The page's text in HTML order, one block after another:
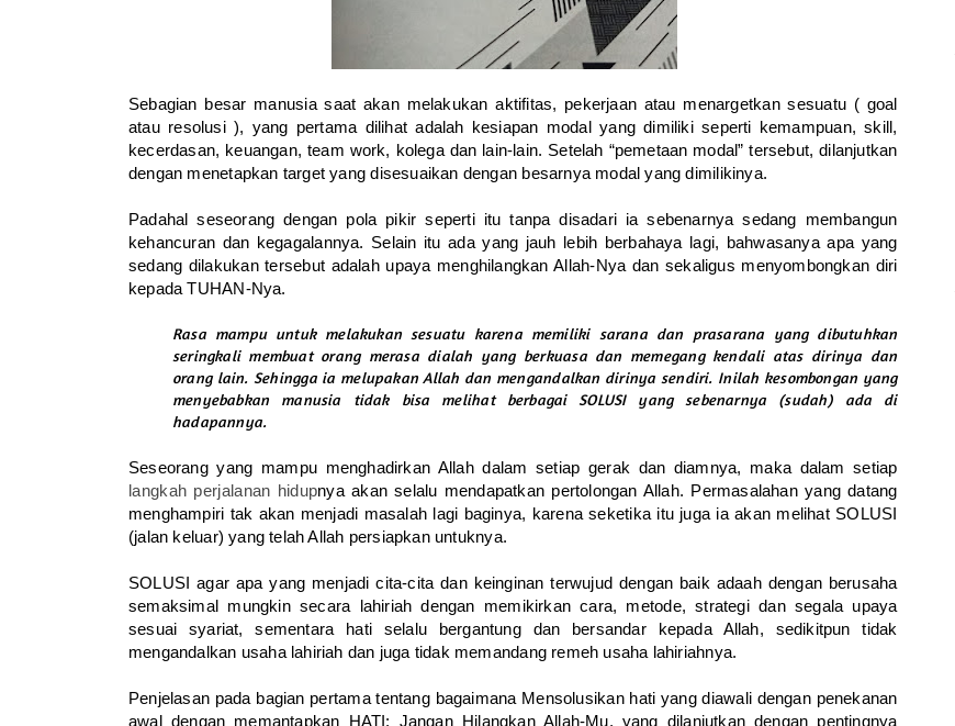
Sebagian besar manusia saat akan melakukan aktifitas, pekerjaan atau menargetkan sesuatu ( goal
atau resolusi ), yang pertama dilihat adalah kesiapan modal yang dimiliki seperti kemampuan, skill,
kecerdasan, keuangan, team work, kolega dan lain-lain. Setelah “pemetaan modal” tersebut, dilanjutkan
dengan menetapkan target yang disesuaikan dengan besarnya modal yang dimilikinya.
Padahal seseorang dengan pola pikir seperti itu tanpa disadari ia sebenarnya sedang membangun
kehancuran dan kegagalannya. Selain itu ada yang jauh lebih berbahaya lagi, bahwasanya apa yang
sedang dilakukan tersebut adalah upaya menghilangkan Allah-Nya dan sekaligus menyombongkan diri
kepada TUHAN-Nya.
Rasa mampu untuk melakukan sesuatu karena memiliki sarana dan prasarana yang dibutuhkan
seringkali membuat orang merasa dialah yang berkuasa dan memegang kendali atas dirinya dan
orang lain. Sehingga ia melupakan Allah dan mengandalkan dirinya sendiri. Inilah kesombongan yang
menyebabkan manusia tidak bisa melihat berbagai SOLUSI yang sebenarnya (sudah) ada di
hadapannya.
Seseorang yang mampu menghadirkan Allah dalam setiap gerak dan diamnya, maka dalam setiap
langkah perjalanan hidupnya akan selalu mendapatkan pertolongan Allah. Permasalahan yang datang
menghampiri tak akan menjadi masalah lagi baginya, karena seketika itu juga ia akan melihat SOLUSI
(jalan keluar) yang telah Allah persiapkan untuknya.
SOLUSI agar apa yang menjadi cita-cita dan keinginan terwujud dengan baik adaah dengan berusaha
semaksimal mungkin secara lahiriah dengan memikirkan cara, metode, strategi dan segala upaya
sesuai syariat, sementara hati selalu bergantung dan bersandar kepada Allah, sedikitpun tidak
mengandalkan usaha lahiriah dan juga tidak memandang remeh usaha lahiriahnya.
Penjelasan pada bagian pertama tentang bagaimana Mensolusikan hati yang diawali dengan penekanan
awal dengan memantapkan HATI: Jangan Hilangkan Allah-Mu, yang dilanjutkan dengan pentingnya